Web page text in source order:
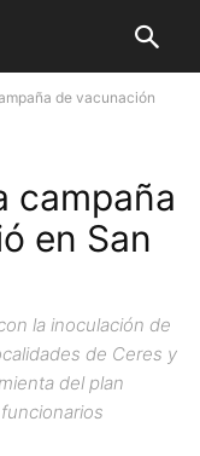
de vacunación
campaña
en San
la inoculación de
de Ceres y
del plan